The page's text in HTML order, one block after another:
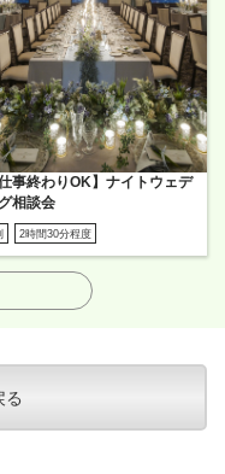
仕事終わりOK】ナイトウェデ
相談会
2時間30分程度
る